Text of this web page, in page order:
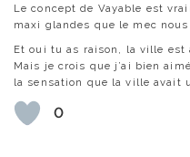
Le concept de Vayable est
maxi glandes que le mec
Et oui tu as raison, la ville est
Mais je crois que j’ai bien
la sensation que la ville avait
0